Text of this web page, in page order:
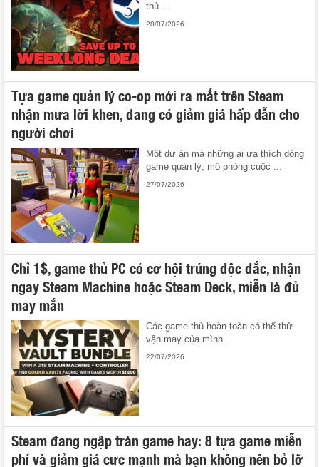
thủ ...
28/07/2026
Tựa game quản lý co-op mới ra mắt trên Steam
nhận mưa lời khen, đang có giảm giá hấp dẫn cho
người chơi
Một dự án mà những ai ưa thích dòng
game quản lý, mô phỏng cuộc ...
27/07/2026
Chỉ 1$, game thủ PC có cơ hội trúng độc đắc, nhận
ngay Steam Machine hoặc Steam Deck, miễn là đủ
may mắn
Các game thủ hoàn toàn có thể thử
vận may của mình.
22/07/2026
Steam đang ngập tràn game hay: 8 tựa game miễn
phí và giảm giá cực mạnh mà bạn không nên bỏ lỡ